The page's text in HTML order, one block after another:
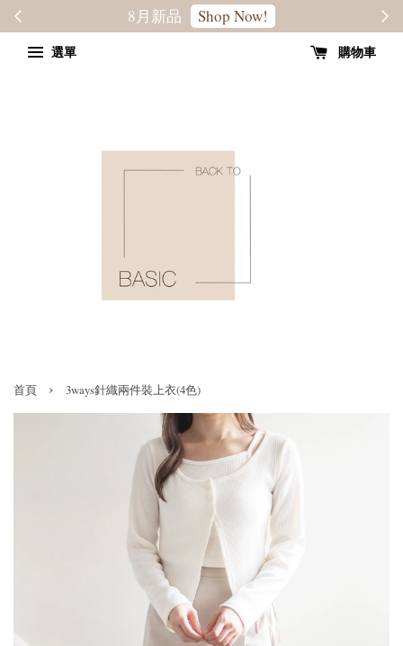
轉季優惠8折 SALE
選單 購物車
首頁 › 3ways針織兩件裝上衣(4色)